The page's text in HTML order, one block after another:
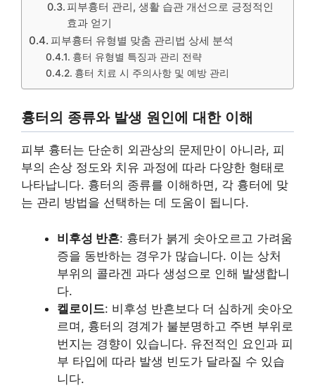
피부흉터 관리, 생활 습관 개선으로 긍정적인
효과 얻기
피부흉터 유형별 맞춤 관리법 상세 분석
흉터 유형별 특징과 관리 전략
흉터 치료 시 주의사항 및 예방 관리
흉터의 종류와 발생 원인에 대한 이해
피부 흉터는 단순히 외관상의 문제만이 아니라, 피
부의 손상 정도와 치유 과정에 따라 다양한 형태로
나타납니다. 흉터의 종류를 이해하면, 각 흉터에 맞
는 관리 방법을 선택하는 데 도움이 됩니다.
비후성 반흔: 흉터가 붉게 솟아오르고 가려움
증을 동반하는 경우가 많습니다. 이는 상처
부위의 콜라겐 과다 생성으로 인해 발생합니
다.
켈로이드: 비후성 반흔보다 더 심하게 솟아오
르며, 흉터의 경계가 불분명하고 주변 부위로
번지는 경향이 있습니다. 유전적인 요인과 피
부 타입에 따라 발생 빈도가 달라질 수 있습
니다.